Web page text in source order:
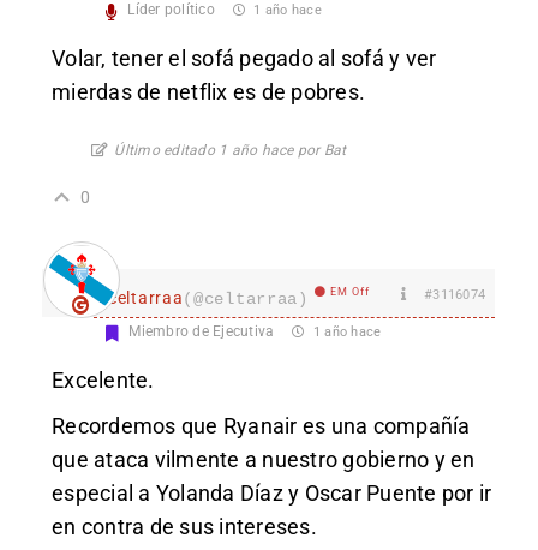
Líder político 1 año hace
Volar, tener el sofá pegado al sofá y ver
mierdas de netflix es de pobres.
Último editado 1 año hace por Bat
0
celtarraa(@celtarraa) EM Off #3116074
Miembro de Ejecutiva 1 año hace
Excelente.
Recordemos que Ryanair es una compañía
que ataca vilmente a nuestro gobierno y en
especial a Yolanda Díaz y Oscar Puente por ir
en contra de sus intereses.